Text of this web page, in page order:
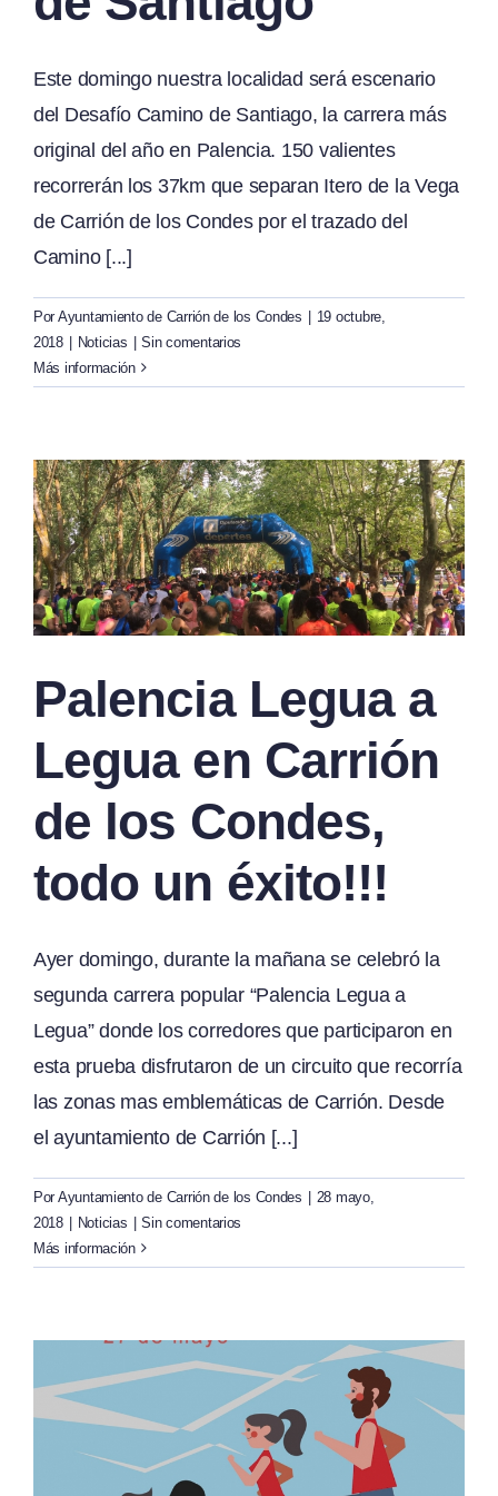
Este domingo nuestra localidad será escenario
del Desafío Camino de Santiago, la carrera más
original del año en Palencia. 150 valientes
recorrerán los 37km que separan Itero de la Vega
de Carrión de los Condes por el trazado del
Camino [...]
Por Ayuntamiento de Carrión de los Condes
19 octubre,
2018
Noticias
Sin comentarios
Más información
Palencia Legua a
Legua en Carrión
de los Condes,
todo un éxito!!!
Ayer domingo, durante la mañana se celebró la
segunda carrera popular “Palencia Legua a
Legua” donde los corredores que participaron en
esta prueba disfrutaron de un circuito que recorría
las zonas mas emblemáticas de Carrión. Desde
el ayuntamiento de Carrión [...]
Por Ayuntamiento de Carrión de los Condes | 28 mayo,
2018 | Noticias | Sin comentarios
Más información